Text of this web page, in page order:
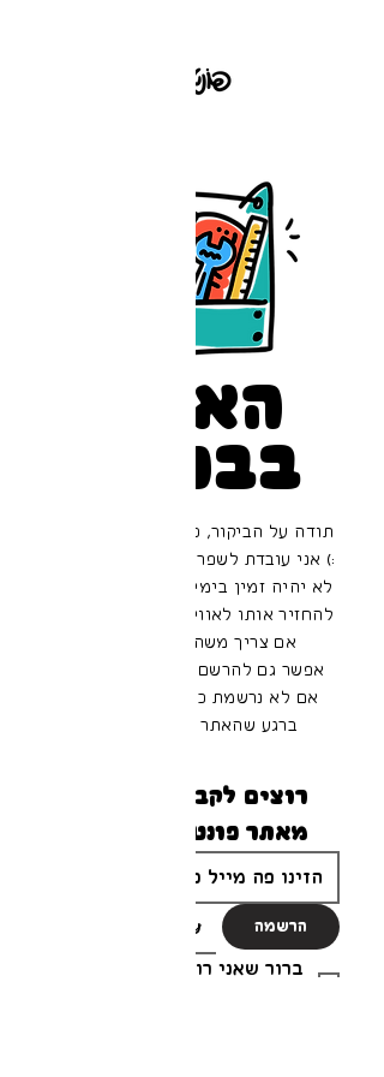
האתר
בבניה!
תודה על הביקור, כיף לראות אותך פה
:) אני עובדת לשפר את האתר ולכן הוא
לא יהיה זמין בימים הקרובים - מקווה
להחזיר אותו לאוויר ממש בקרוב! אבל
אם צריך משהו -
אפשר גם להרשם לרשימת התפוצה,
אם לא נרשמת כבר, כדי להתעדכן
ברגע שהאתר המחודש מוכן.
מאתר פונטSים?
הרשמה